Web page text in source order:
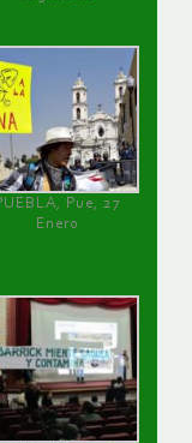
Pue, 27
Enero